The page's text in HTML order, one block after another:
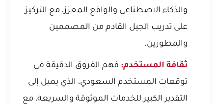
والذكاء الاصطناعي والواقع المعزز، مع التركيز
على تدريب الجيل القادم من المصممين
والمطورين.
ثقافة المستخدم: فهم الفروق الدقيقة في
توقعات المستخدم السعودي، الذي يميل إلى
التقدير الكبير للخدمات الموثوقة والسريعة، مع